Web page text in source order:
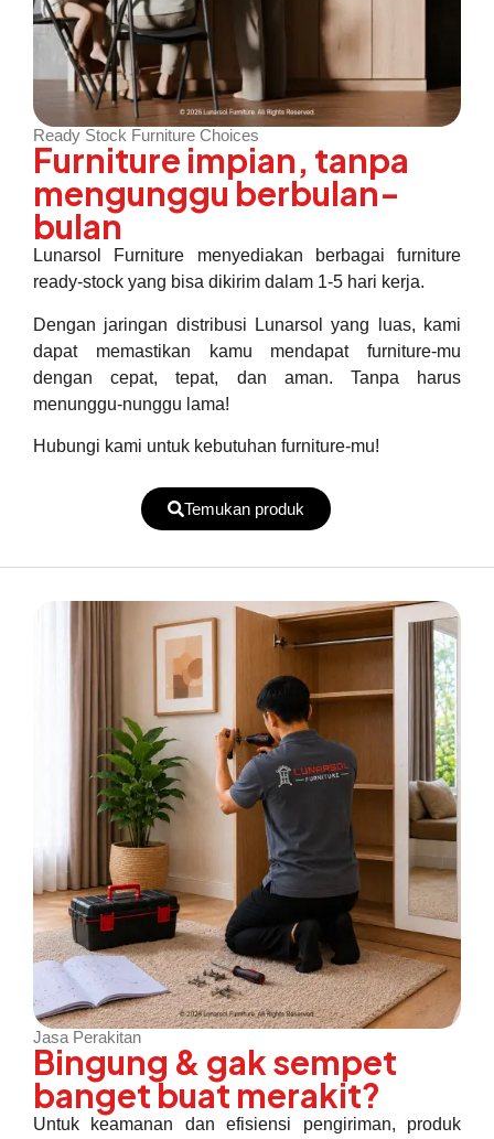
Ready Stock Furniture Choices
Furniture impian, tanpa
mengunggu berbulan-
bulan
Lunarsol Furniture menyediakan berbagai furniture
ready-stock yang bisa dikirim dalam 1-5 hari kerja.
Dengan jaringan distribusi Lunarsol yang luas, kami
dapat memastikan kamu mendapat furniture-mu
dengan cepat, tepat, dan aman. Tanpa harus
menunggu-nunggu lama!
Hubungi kami untuk kebutuhan furniture-mu!
Temukan produk
Jasa Perakitan
Bingung & gak sempet
banget buat merakit?
Untuk keamanan dan efisiensi pengiriman, produk